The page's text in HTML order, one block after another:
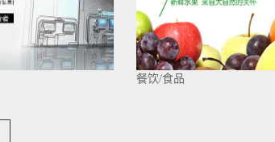
餐饮/食品